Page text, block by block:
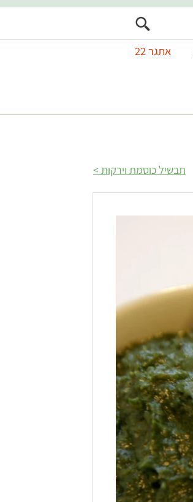
אתגר 22
תבשיל כוסמת וירקות